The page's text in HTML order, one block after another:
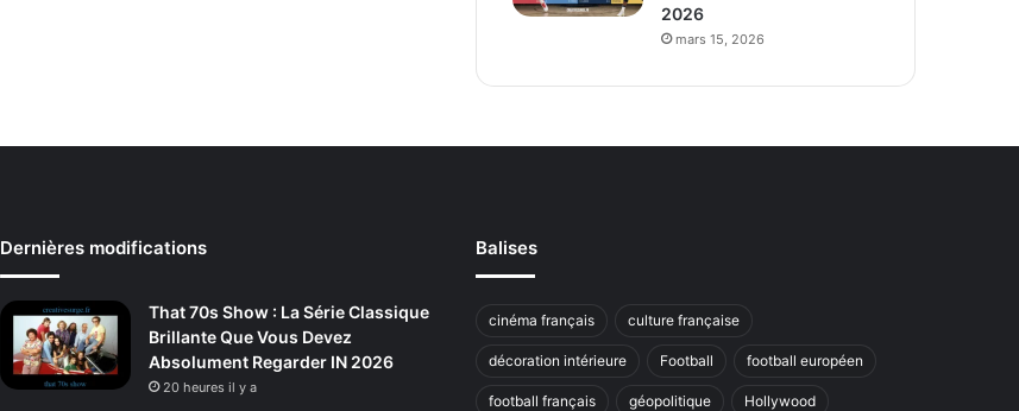
2026
mars 15, 2026
Dernières modifications
That 70s Show : La Série Classique
Brillante Que Vous Devez
Absolument Regarder IN 2026
20 heures il y a
Balises
cinéma français culture française
décoration intérieure Football football européen
football français géopolitique Hollywood